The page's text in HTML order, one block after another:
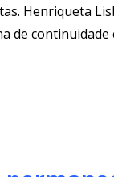
Henriqueta
de